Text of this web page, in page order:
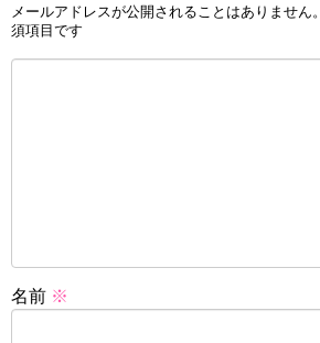
メールアドレスが公開されることはありません。
須項目です
名前 ※